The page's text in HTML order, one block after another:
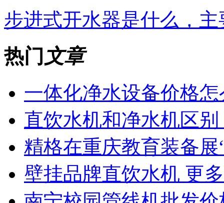
步进式开水器是什么，
热门 文章
一体化净水设备价格
直饮水机和净水机区
精格在重庆教育装备展
壁挂品牌直饮水机 更